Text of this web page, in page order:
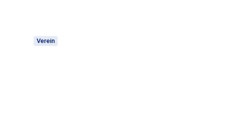
Verein